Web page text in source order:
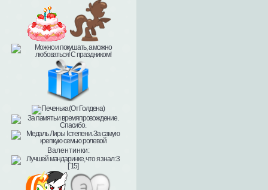
Валентинки: